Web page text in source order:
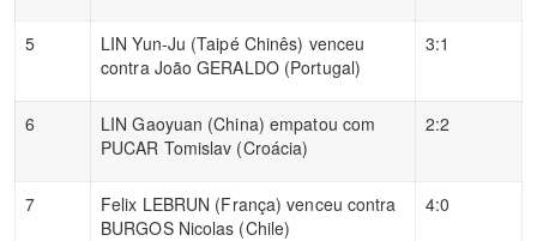
5
LIN Yun-Ju (Taipé Chinês) venceu
contra João GERALDO (Portugal)
3:1
6
LIN Gaoyuan (China) empatou com
PUCAR Tomislav (Croácia)
2:2
7
Felix LEBRUN (França) venceu contra
BURGOS Nicolas (Chile)
4:0